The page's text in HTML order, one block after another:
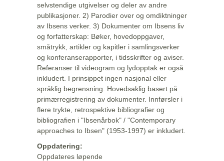
selvstendige utgivelser og deler av andre
publikasjoner. 2) Parodier over og omdiktninger
av Ibsens verker. 3) Dokumenter om Ibsens liv
og forfatterskap: Bøker, hovedoppgaver,
småtrykk, artikler og kapitler i samlingsverker
og konferanserapporter, i tidsskrifter og aviser.
Referanser til videogram og lydopptak er også
inkludert. I prinsippet ingen nasjonal eller
språklig begrensning. Hovedsaklig basert på
primærregistrering av dokumenter. Innførsler i
flere trykte, retrospektive bibliografier og
bibliografien i "Ibsenårbok" / "Contemporary
approaches to Ibsen" (1953-1997) er inkludert.
Oppdatering:
Oppdateres løpende